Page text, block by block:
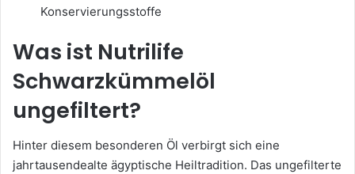
Konservierungsstoffe
Was ist Nutrilife
Schwarzkümmelöl
ungefiltert?
Hinter diesem besonderen Öl verbirgt sich eine
jahrtausendealte ägyptische Heiltradition. Das ungefilterte